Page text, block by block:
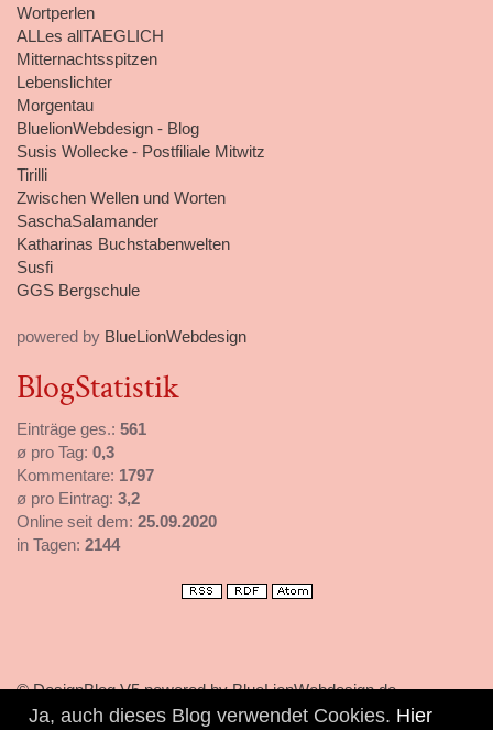
Wortperlen
ALLes allTAEGLICH
Mitternachtsspitzen
Lebenslichter
Morgentau
BluelionWebdesign - Blog
Susis Wollecke - Postfiliale Mitwitz
Tirilli
Zwischen Wellen und Worten
SaschaSalamander
Katharinas Buchstabenwelten
Susfi
GGS Bergschule
powered by BlueLionWebdesign
BlogStatistik
Einträge ges.: 561
ø pro Tag: 0,3
Kommentare: 1797
ø pro Eintrag: 3,2
Online seit dem: 25.09.2020
in Tagen: 2144
© DesignBlog V5 powered by BlueLionWebdesign.de
Ja, auch dieses Blog verwendet Cookies. Hier